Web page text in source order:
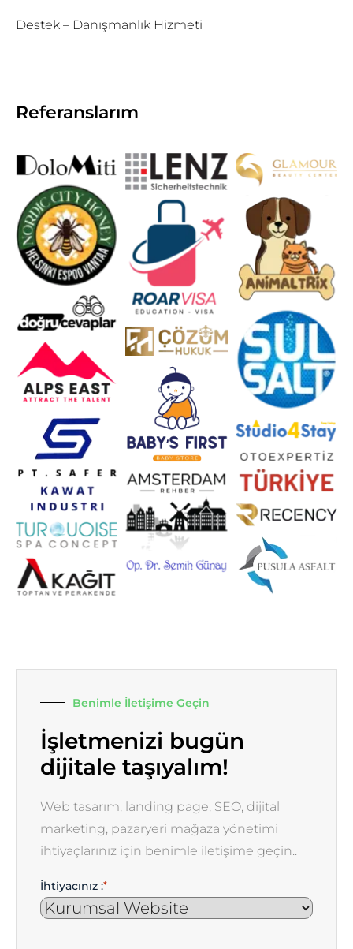
Destek – Danışmanlık Hizmeti
Referanslarım
Benimle İletişime Geçin
İşletmenizi bugün
dijitale taşıyalım!
Web tasarım, landing page, SEO, dijital
marketing, pazaryeri mağaza yönetimi
ihtiyaçlarınız için benimle iletişime geçin..
İhtiyacınız :*